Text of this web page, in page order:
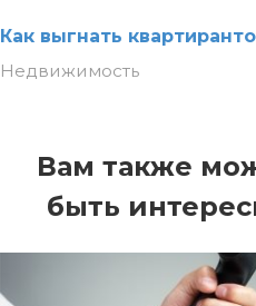
Как выгнать
Недвижимость
Вам также
быть